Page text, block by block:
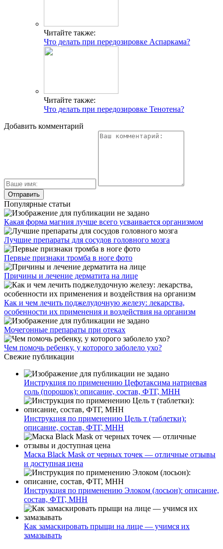
Читайте также:
Что делать при передозировке Аспаркама?
Читайте также:
Что делать при передозировке Тенотена?
Добавить комментарий
Популярные статьи
Какая форма магния лучше всего усваивается организмом
Лучшие препараты для сосудов головного мозга
Первые признаки тромба в ноге фото
Причины и лечение дерматита на лице
Как и чем лечить поджелудочную железу: лекарства,
особенности их применения и воздействия на организм
Мочегонные препараты при отеках
Чем помочь ребенку, у которого заболело ухо?
Свежие публикации
Инструкция по применению Цефотаксима натриевая
соль (порошок): описание, состав, ФТГ, МНН
Инструкция по применению Цель т (таблетки):
описание, состав, ФТГ, МНН
Маска Black Mask от черных точек — отличные отзывы
и доступная цена
Инструкция по применению Элоком (лосьон): описание,
состав, ФТГ, МНН
Как замаскировать прыщи на лице — учимся их
замазывать